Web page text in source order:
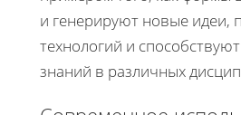
и генерируют новые идеи,
технологий и
знаний в различных